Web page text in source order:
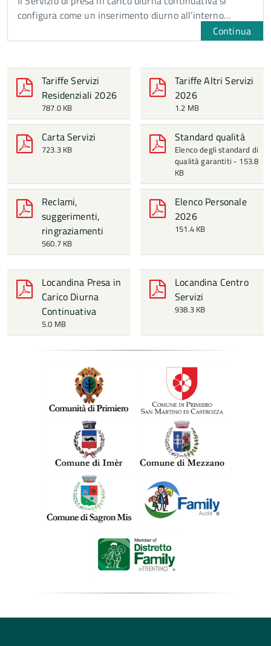
configura come un inserimento diurno all’interno…
Continua
Tariffe Servizi
Residenziali 2026
787.0 KB
Tariffe Altri Servizi
2026
1.2 MB
Carta Servizi
723.3 KB
Standard qualità
Elenco degli standard di
qualità garantiti - 153.8
KB
Reclami,
suggerimenti,
ringraziamenti
560.7 KB
Elenco Personale
2026
151.4 KB
Locandina Presa in
Carico Diurna
Continuativa
5.0 MB
Locandina Centro
Servizi
938.3 KB